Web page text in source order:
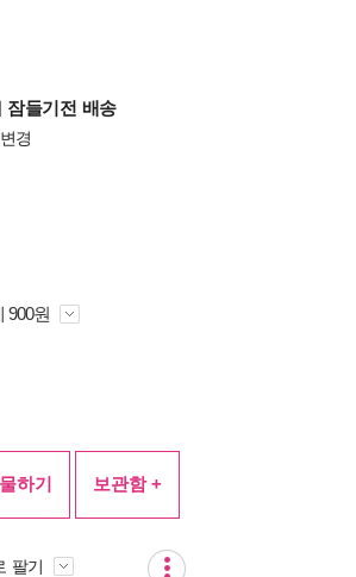
잠들기전 배송
경
900원
하기 보관함 +
팔기